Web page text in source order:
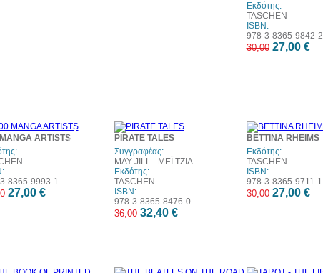
Εκδότης:
TASCHEN
ISBN:
978-3-8365-9842-2
30,00 27,00 €
10%
έκπτωση
ARTISTS
8365-9993-1
27,00 €
PIRATE TALES
Συγγραφέας:
MAY JILL - ΜΕΪ ΤΖΙΛ
Εκδότης:
TASCHEN
ISBN:
978-3-8365-8476-0
36,00 32,40 €
BETTINA RHEIMS
Εκδότης:
TASCHEN
ISBN:
978-3-8365-9711-1
30,00 27,00 €